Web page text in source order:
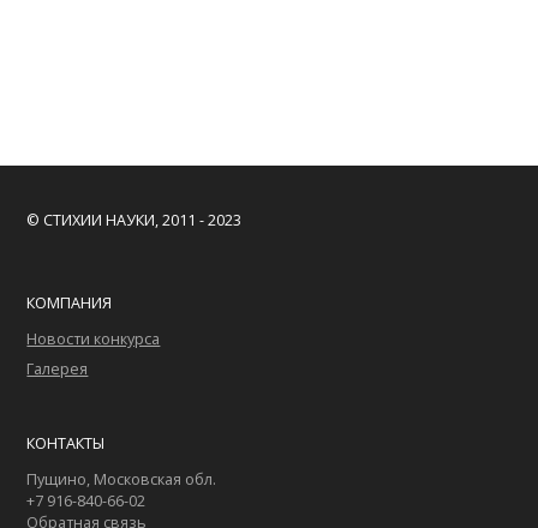
© СТИХИИ НАУКИ, 2011 - 2023
КОМПАНИЯ
Новости конкурса
Галерея
КОНТАКТЫ
Пущино, Московская обл.
+7 916-840-66-02
Обратная связь